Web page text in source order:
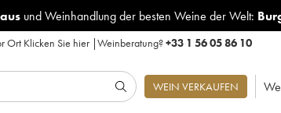
und Weinhandlung der besten Weine der Welt:
Ort Klicken Sie hier|Weinberatung?+33 1 56 05 86 10
WEIN VERKAUFEN